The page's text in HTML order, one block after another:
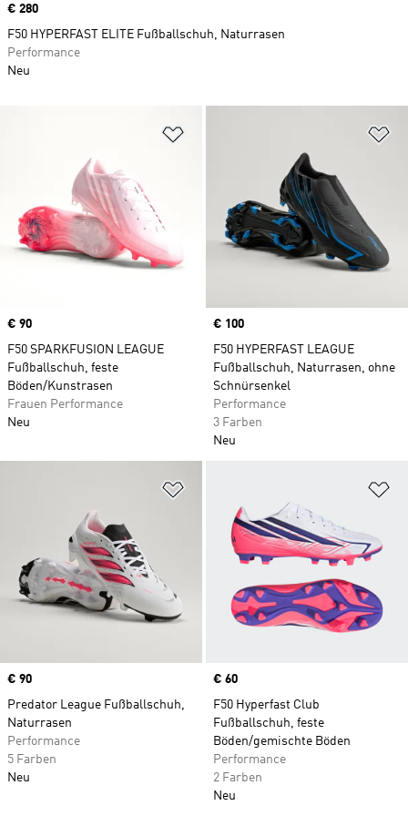
Zur Wunschliste hinzufügen
Price
€ 90
F50 SPARKFUSION LEAGUE
Fußballschuh, feste
Böden/Kunstrasen
Frauen Performance
Neu
Price
€ 100
F50 HYPERFAST LEAGUE
Fußballschuh, Naturrasen, ohne
Schnürsenkel
Performance
3 Farben
Neu
Price
€ 90
Predator League Fußballschuh,
Naturrasen
Performance
5 Farben
Neu
Price
€ 60
F50 Hyperfast Club
Fußballschuh, feste
Böden/gemischte Böden
Performance
2 Farben
Neu
Price
€ 280
F50 HYPERFAST ELITE Fußballschuh, Naturrasen
Performance
Neu